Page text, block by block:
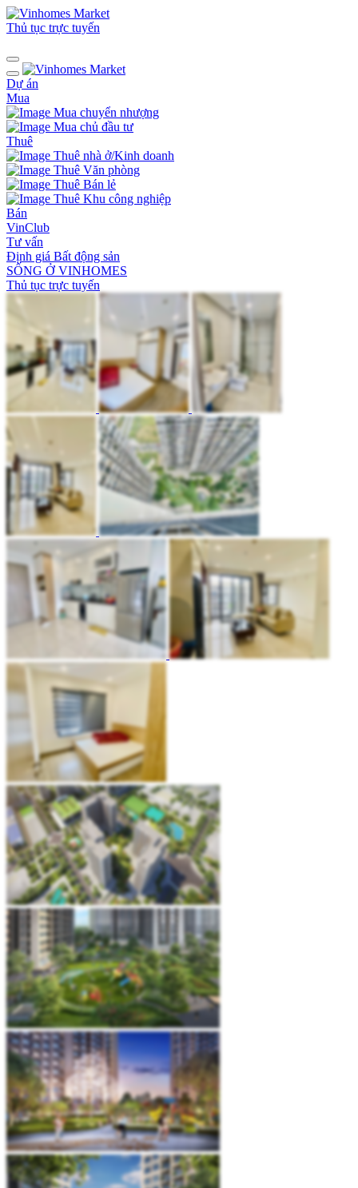
Thủ tục trực tuyến
Dự án
Mua
Mua chuyển nhượng
Mua chủ đầu tư
Thuê
Thuê nhà ở/Kinh doanh
Thuê Văn phòng
Thuê Bán lẻ
Thuê Khu công nghiệp
Bán
VinClub
Tư vấn
Định giá Bất động sản
SỐNG Ở VINHOMES
Thủ tục trực tuyến